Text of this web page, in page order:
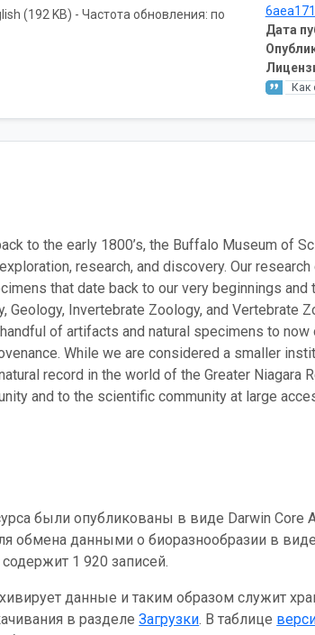
Дата
Как
(192 KB) - Частота обновления: по
to the early 1800’s, the Buffalo Museum of
research, and discovery. Our
that date back to our very beginnings
Geology, Invertebrate Zoology, and Vertebrate
of artifacts and natural specimens to
While we are considered a smaller
record in the world of the Greater Niagara
and to the scientific community at large
были опубликованы в виде Darwin Core
обмена данными о биоразнообразии в
1 920 записей.
данные и таким образом служит
в разделеЗагрузки. В таблице